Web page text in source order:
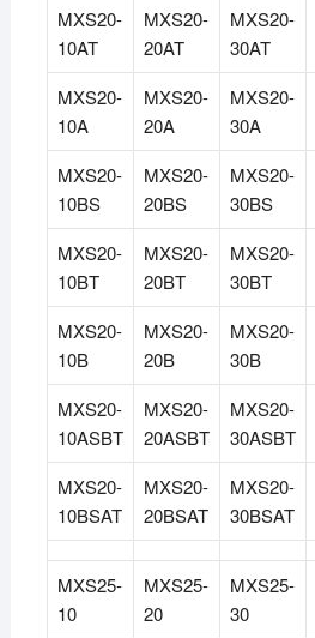
MXS20-
10AT
MXS20-
20AT
MXS20-
30AT
MXS20-
10A
MXS20-
20A
MXS20-
30A
MXS20-
10BS
MXS20-
20BS
MXS20-
30BS
MXS20-
10BT
MXS20-
20BT
MXS20-
30BT
MXS20-
10B
MXS20-
20B
MXS20-
30B
MXS20-
10ASBT
MXS20-
20ASBT
MXS20-
30ASBT
MXS20-
10BSAT
MXS20-
20BSAT
MXS20-
30BSAT
MXS25-
10
MXS25-
20
MXS25-
30